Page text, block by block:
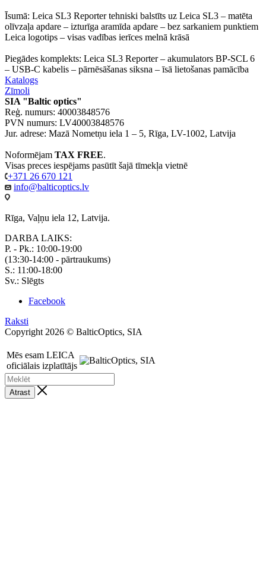
Īsumā: Leica SL3 Reporter tehniski balstīts uz Leica SL3 – matēta
olīvzaļa apdare – izturīga aramīda apdare – bez sarkaniem punktiem
Leica logotips – visas vadības ierīces melnā krāsā
Piegādes komplekts: Leica SL3 Reporter – akumulators BP-SCL 6
– USB-C kabelis – pārnēsāšanas siksna – īsā lietošanas pamācība
Katalogs
Zīmoli
SIA "Baltic optics"
Reģ. numurs: 40003848576
PVN numurs: LV40003848576
Jur. adrese: Mazā Nometņu iela 1 – 5, Rīga, LV-1002, Latvija
Noformējam TAX FREE.
Visas preces iespējams pasūtīt šajā tīmekļa vietnē
+371 26 670 121
info@balticoptics.lv
Rīga, Vaļņu iela 12, Latvija.
DARBA LAIKS:
P. - Pk.: 10:00-19:00
(13:30-14:00 - pārtraukums)
S.: 11:00-18:00
Sv.: Slēgts
Facebook
Raksti
Copyright 2026 © BalticOptics, SIA
Mēs esam LEICA
oficiālais izplatītājs
Atrast